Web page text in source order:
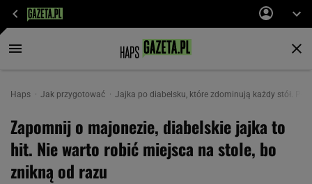
Haps Jak przygotować Jajka po diabelsku, które zdominują każdy stół. Po
Zapomnij o majonezie, diabelskie jajka to
hit. Nie warto robić miejsca na stole, bo
znikną od razu